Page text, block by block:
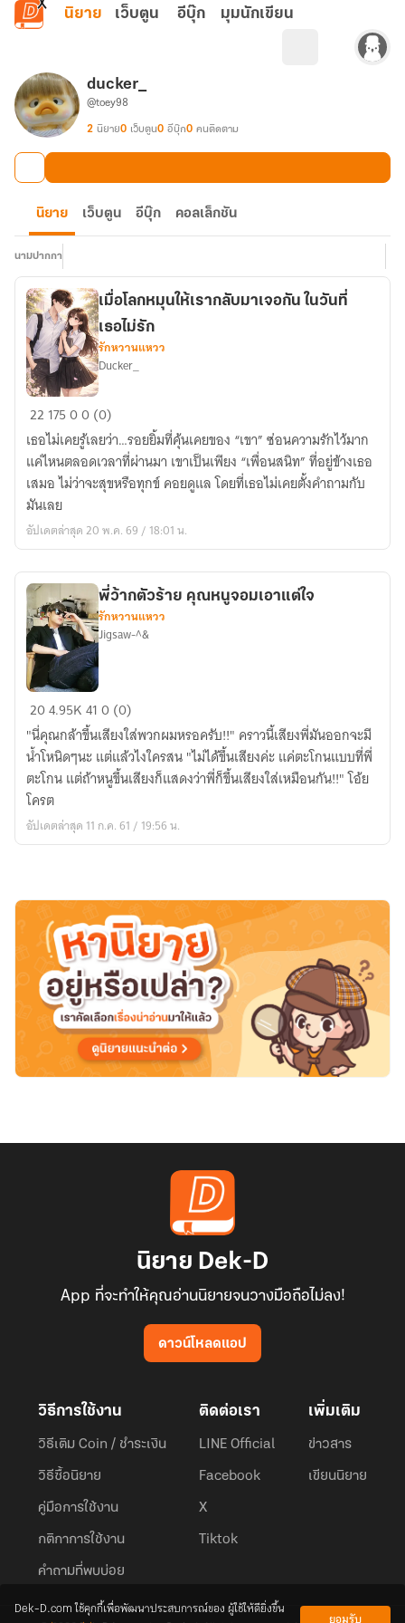
ข้ามไปยังเนื้อหาหลัก
นิยาย เว็บตูน อีบุ๊ก มุมนักเขียน
ducker_
@toey98
2 นิยาย0 เว็บตูน0 อีบุ๊ก0 คนติดตาม
นิยาย เว็บตูน อีบุ๊ก คอลเล็กชัน
นามปากกา
เมื่อ
โลก
หมุน
ให้
เรา
กลับ
มา
กัน
ใน
วัน
ที่
เธอ
ไม่
รัก
เมื่อโลกหมุนให้เรากลับมาเจอกัน ในวันที่
เธอไม่รัก
รักหวานแหวว
Ducker_
22 17500 (0)
เธอไม่เคยรู้เลยว่า…รอยยิ้มที่คุ้นเคยของ “เขา” ซ่อนความรักไว้มาก
แค่ไหนตลอดเวลาที่ผ่านมา เขาเป็นเพียง “เพื่อนสนิท” ที่อยู่ข้างเธอ
เสมอ ไม่ว่าจะสุขหรือทุกข์ คอยดูแล โดยที่เธอไม่เคยตั้งคำถามกับ
มันเลย
อัปเดตล่าสุด 20 พ.ค. 69 / 18:01 น.
พี่
ว้า
ก
ตัว
ร้าย
คุณ
หนู
ใจ
พี่ว้ากตัวร้าย คุณหนูจอมเอาแต่ใจ
รักหวานแหวว
Jigsaw-^&
204.95K410 (0)
"นี่คุณกล้าขึ้นเสียงใส่พวกผมหรอครับ!!" คราวนี้เสียงพี่มันออกจะมี
น้ำโหนิดๆนะ แต่แล้วไงใครสน "ไม่ได้ขึ้นเสียงค่ะ แค่ตะโกนแบบที่พี่
ตะโกน แต่ถ้าหนูขึ้นเสียงก็แสดงว่าพี่ก็ขึ้นเสียงใส่เหมือนกัน!!" โอ้ย
โครต
อัปเดตล่าสุด 11 ก.ค. 61 / 19:56 น.
นิยาย Dek-D
App ที่จะทำให้คุณอ่านนิยายจนวางมือถือไม่ลง!
ดาวน์โหลดแอป
วิธีการใช้งาน
วิธีเติม Coin / ชำระเงิน
วิธีซื้อนิยาย
คู่มือการใช้งาน
กติกาการใช้งาน
คำถามที่พบบ่อย
ติดต่อเรา
LINE Official
Facebook
X
Tiktok
เพิ่มเติม
ข่าวสาร
เขียนนิยาย
Dek-D.com ใช้คุกกี้เพื่อพัฒนาประสบการณ์ของ ผู้ใช้ให้ดียิ่งขึ้น